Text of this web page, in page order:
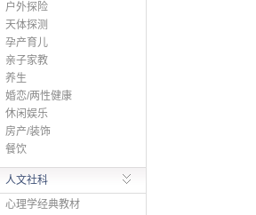
户外探险
天体探测
孕产育儿
亲子家教
养生
婚恋/两性健康
休闲娱乐
房产/装饰
餐饮
人文社科
心理学经典教材